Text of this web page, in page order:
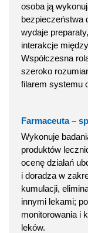
osoba ją
bezpieczeństwa
wydaje
interakcje
Współczesna
szeroko
filarem systemu
Farmaceuta –
Wykonuje
produktów
ocenę działań
i doradza w
kumulacji,
innymi lekami;
monitorowania i
leków.